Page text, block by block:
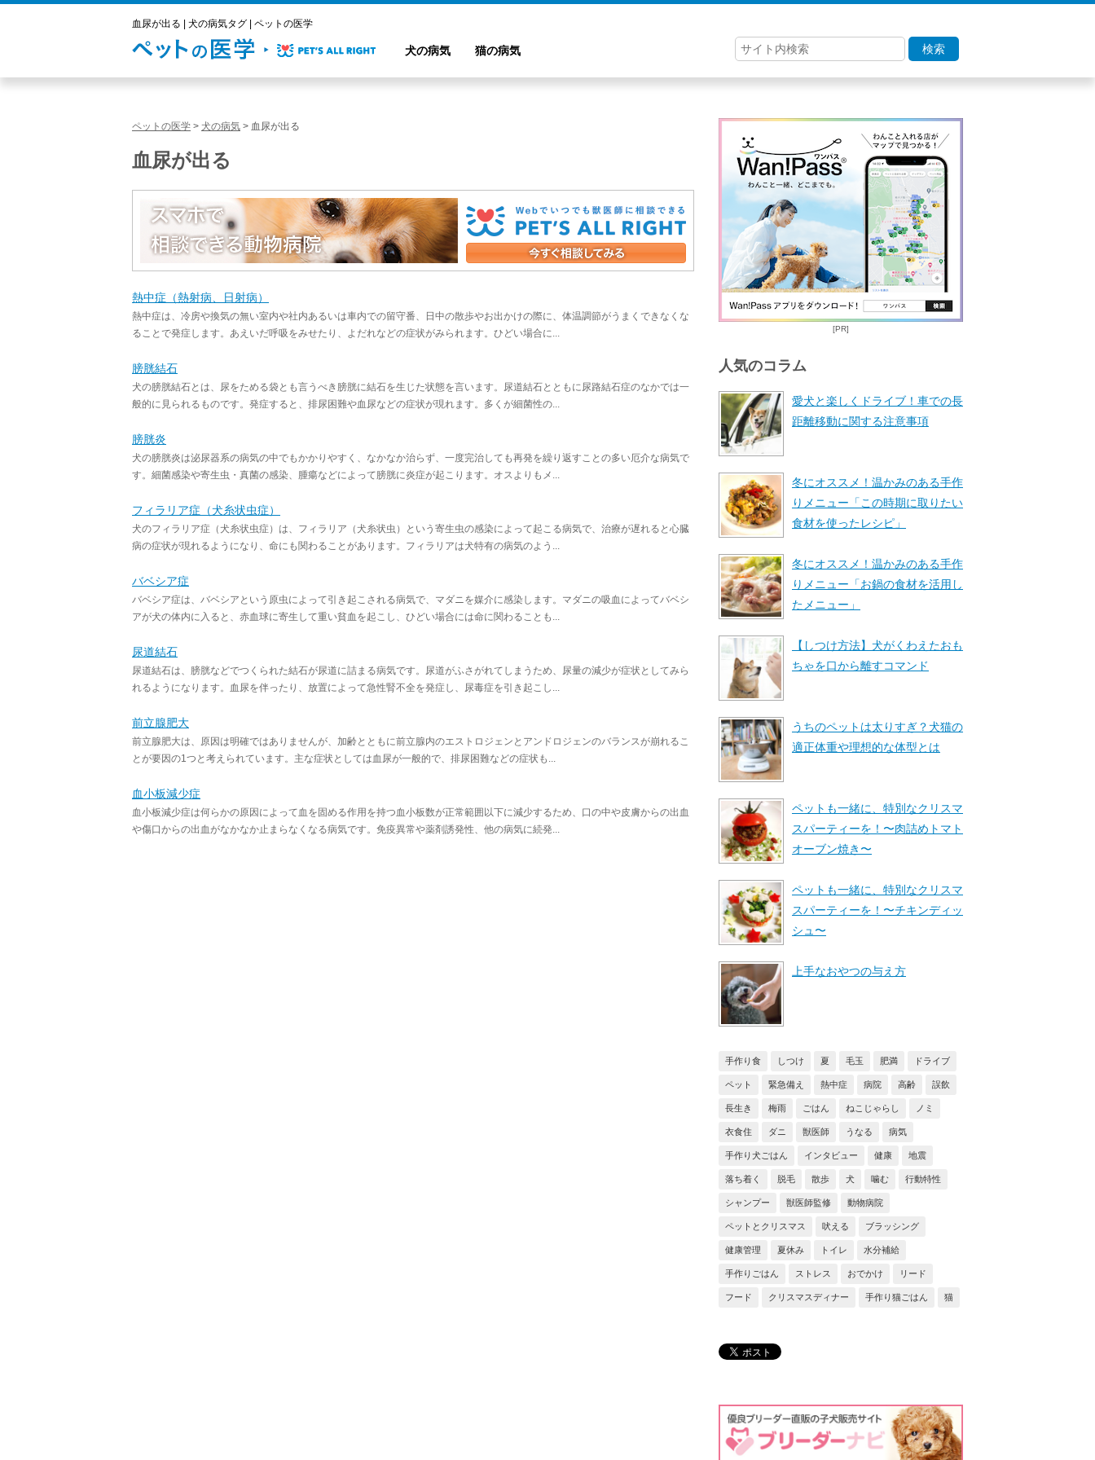
血尿が出る | 犬の病気タグ | ペットの医学
犬の病気 猫の病気 検索
ペットの医学 > 犬の病気 > 血尿が出る
血尿が出る
熱中症（熱射病、日射病）
熱中症は、冷房や換気の無い室内や社内あるいは車内での留守番、日中の散歩やお出かけの際に、体温調節がうまくできなくな
ることで発症します。あえいだ呼吸をみせたり、よだれなどの症状がみられます。ひどい場合に...
膀胱結石
犬の膀胱結石とは、尿をためる袋とも言うべき膀胱に結石を生じた状態を言います。尿道結石とともに尿路結石症のなかでは一
般的に見られるものです。発症すると、排尿困難や血尿などの症状が現れます。多くが細菌性の...
膀胱炎
犬の膀胱炎は泌尿器系の病気の中でもかかりやすく、なかなか治らず、一度完治しても再発を繰り返すことの多い厄介な病気で
す。細菌感染や寄生虫・真菌の感染、腫瘍などによって膀胱に炎症が起こります。オスよりもメ...
フィラリア症（犬糸状虫症）
犬のフィラリア症（犬糸状虫症）は、フィラリア（犬糸状虫）という寄生虫の感染によって起こる病気で、治療が遅れると心臓
病の症状が現れるようになり、命にも関わることがあります。フィラリアは犬特有の病気のよう...
バベシア症
バベシア症は、バベシアという原虫によって引き起こされる病気で、マダニを媒介に感染します。マダニの吸血によってバベシ
アが犬の体内に入ると、赤血球に寄生して重い貧血を起こし、ひどい場合には命に関わることも...
尿道結石
尿道結石は、膀胱などでつくられた結石が尿道に詰まる病気です。尿道がふさがれてしまうため、尿量の減少が症状としてみら
れるようになります。血尿を伴ったり、放置によって急性腎不全を発症し、尿毒症を引き起こし...
前立腺肥大
前立腺肥大は、原因は明確ではありませんが、加齢とともに前立腺内のエストロジェンとアンドロジェンのバランスが崩れるこ
とが要因の1つと考えられています。主な症状としては血尿が一般的で、排尿困難などの症状も...
血小板減少症
血小板減少症は何らかの原因によって血を固める作用を持つ血小板数が正常範囲以下に減少するため、口の中や皮膚からの出血
や傷口からの出血がなかなか止まらなくなる病気です。免疫異常や薬剤誘発性、他の病気に続発...
[PR]
人気のコラム
愛犬と楽しくドライブ！車での長
距離移動に関する注意事項
冬にオススメ！温かみのある手作
りメニュー「この時期に取りたい
食材を使ったレシピ」
冬にオススメ！温かみのある手作
りメニュー「お鍋の食材を活用し
たメニュー」
【しつけ方法】犬がくわえたおも
ちゃを口から離すコマンド
うちのペットは太りすぎ？犬猫の
適正体重や理想的な体型とは
ペットも一緒に、特別なクリスマ
スパーティーを！〜肉詰めトマト
オーブン焼き〜
ペットも一緒に、特別なクリスマ
スパーティーを！〜チキンディッ
シュ〜
上手なおやつの与え方
手作り食 しつけ 夏 毛玉 肥満 ドライブ
ペット 緊急備え 熱中症 病院 高齢 誤飲
長生き 梅雨 ごはん ねこじゃらし ノミ
衣食住 ダニ 獣医師 うなる 病気
手作り犬ごはん インタビュー 健康 地震
落ち着く 脱毛 散歩 犬 噛む 行動特性
シャンプー 獣医師監修 動物病院
ペットとクリスマス 吠える ブラッシング
健康管理 夏休み トイレ 水分補給
手作りごはん ストレス おでかけ リード
フード クリスマスディナー 手作り猫ごはん 猫